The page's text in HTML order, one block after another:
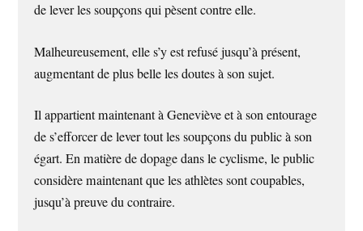
de lever les soupçons qui pèsent contre elle.
Malheureusement, elle s’y est refusé jusqu’à présent,
augmentant de plus belle les doutes à son sujet.
Il appartient maintenant à Geneviève et à son entourage
de s’efforcer de lever tout les soupçons du public à son
égart. En matière de dopage dans le cyclisme, le public
considère maintenant que les athlètes sont coupables,
jusqu’à preuve du contraire.